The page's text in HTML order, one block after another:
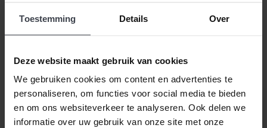
Toestemming Details Over
Deze website maakt gebruik van cookies
We gebruiken cookies om content en advertenties te
personaliseren, om functies voor social media te bieden
en om ons websiteverkeer te analyseren. Ook delen we
informatie over uw gebruik van onze site met onze
kunt u rekenen op een compleet advies, één vast
aanspreekpunt, en een alles-in-één stuc pakket.
Slegers Spuitwerken.